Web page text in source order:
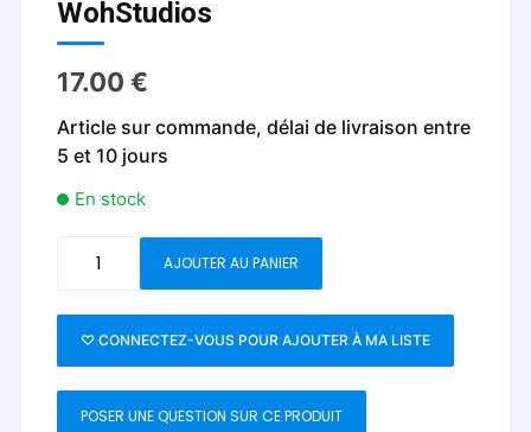
WohStudios
17.00€
Article sur commande, délai de livraison entre
5 et 10 jours
En stock
Playing
Cards
by
WohStudios
AJOUTER AU PANIER
♡ CONNECTEZ-VOUS POUR AJOUTER À MA LISTE
POSER UNE QUESTION SUR CE PRODUIT